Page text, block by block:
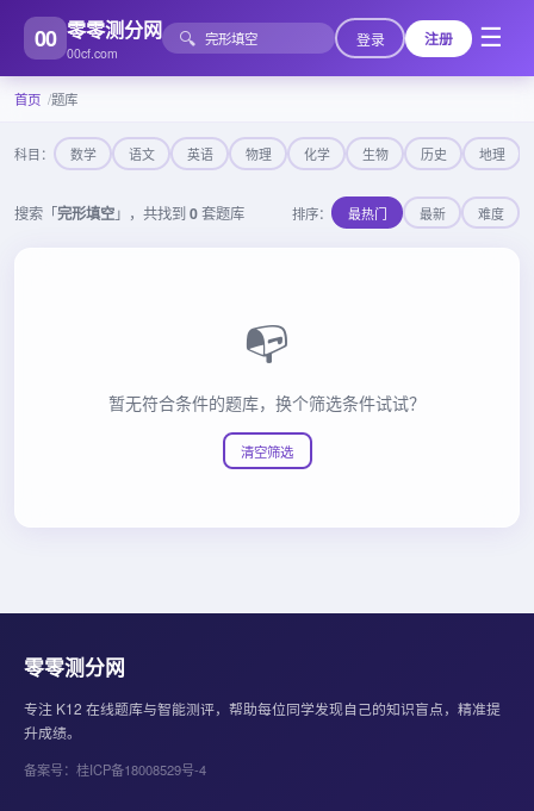
00 零零测分网
00cf.com
🔍 登录 注册 ☰
首页 题库
科目： 数学 语文 英语 物理 化学 生物 历史 地理
搜索「完形填空」，共找到0套题库 排序： 最热门 最新 难度
📭
暂无符合条件的题库，换个筛选条件试试？
清空筛选
零零测分网
专注 K12 在线题库与智能测评，帮助每位同学发现自己的知识盲点，精准提
升成绩。
备案号：桂ICP备18008529号-4